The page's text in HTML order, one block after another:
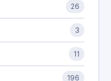
26
3
11
196